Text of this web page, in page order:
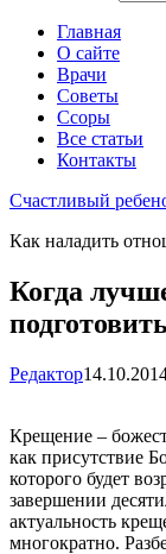
Главная
О сайте
Врачи
Советы
Ссоры
Все статьи
Контакты
Счастливый
Как наладить
Когда
Редактор
Крещение –
как присутствие
которого будет
завершении
актуальность
многократно.